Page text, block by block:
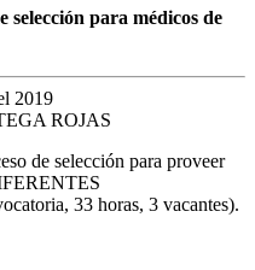
selección para médicos de
2019
ROJAS
de selección para proveer
33 horas, 3 vacantes).